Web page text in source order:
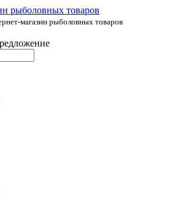
магазин рыболовных товаров